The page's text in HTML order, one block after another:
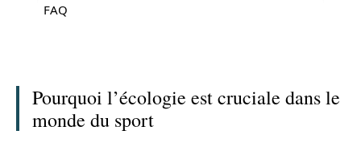
FAQ
Pourquoi l’écologie est cruciale dans le
monde du sport